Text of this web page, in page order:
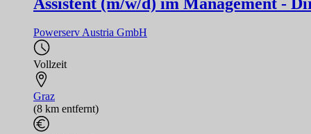
Powerserv Austria GmbH
Vollzeit
Graz
(8 km entfernt)